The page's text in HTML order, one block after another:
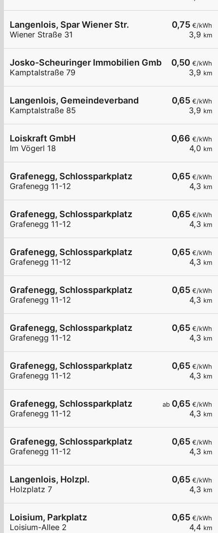
0,75 €/kWh
3,9 km
Langenlois, Spar Wiener Str.
Wiener Straße 31
0,50 €/kWh
3,9 km
Josko-Scheuringer Immobilien GmbH
Kamptalstraße 79
0,65 €/kWh
3,9 km
Langenlois, Gemeindeverband
Kamptalstraße 85
0,66 €/kWh
4,0 km
Loiskraft GmbH
Im Vögerl 18
0,65 €/kWh
4,3 km
Grafenegg, Schlossparkplatz
Grafenegg 11-12
0,65 €/kWh
4,3 km
Grafenegg, Schlossparkplatz
Grafenegg 11-12
0,65 €/kWh
4,3 km
Grafenegg, Schlossparkplatz
Grafenegg 11-12
0,65 €/kWh
4,3 km
Grafenegg, Schlossparkplatz
Grafenegg 11-12
0,65 €/kWh
4,3 km
Grafenegg, Schlossparkplatz
Grafenegg 11-12
0,65 €/kWh
4,3 km
Grafenegg, Schlossparkplatz
Grafenegg 11-12
ab 0,65 €/kWh
4,3 km
Grafenegg, Schlossparkplatz
Grafenegg 11-12
0,65 €/kWh
4,3 km
Grafenegg, Schlossparkplatz
Grafenegg 11-12
0,65 €/kWh
4,3 km
Langenlois, Holzpl.
Holzplatz 7
0,65 €/kWh
4,4 km
Loisium, Parkplatz
Loisium-Allee 2